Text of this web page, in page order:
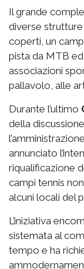
Il grande
diverse
coperti, un
pista da MTB
associazioni
pallavolo, alle
Durante l’ultimo
della
annunciato
riqualificazione
campi tennis
alcuni locali del
L’iniziativa
sistemata al
tempo e ha